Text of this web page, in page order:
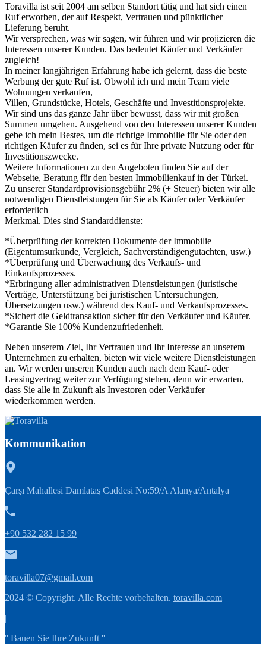
Toravilla ist seit 2004 am selben Standort tätig und hat sich einen
Ruf erworben, der auf Respekt, Vertrauen und pünktlicher
Lieferung beruht.
Wir versprechen, was wir sagen, wir führen und wir projizieren die
Interessen unserer Kunden. Das bedeutet Käufer und Verkäufer
zugleich!
In meiner langjährigen Erfahrung habe ich gelernt, dass die beste
Werbung der gute Ruf ist. Obwohl ich und mein Team viele
Wohnungen verkaufen,
Villen, Grundstücke, Hotels, Geschäfte und Investitionsprojekte.
Wir sind uns das ganze Jahr über bewusst, dass wir mit großen
Summen umgehen. Ausgehend von den Interessen unserer Kunden
gebe ich mein Bestes, um die richtige Immobilie für Sie oder den
richtigen Käufer zu finden, sei es für Ihre private Nutzung oder für
Investitionszwecke.
Weitere Informationen zu den Angeboten finden Sie auf der
Webseite, Beratung für den besten Immobilienkauf in der Türkei.
Zu unserer Standardprovisionsgebühr 2% (+ Steuer) bieten wir alle
notwendigen Dienstleistungen für Sie als Käufer oder Verkäufer
erforderlich
Merkmal. Dies sind Standarddienste:
*Überprüfung der korrekten Dokumente der Immobilie
(Eigentumsurkunde, Vergleich, Sachverständigengutachten, usw.)
*Überprüfung und Überwachung des Verkaufs- und
Einkaufsprozesses.
*Erbringung aller administrativen Dienstleistungen (juristische
Verträge, Unterstützung bei juristischen Untersuchungen,
Übersetzungen usw.) während des Kauf- und Verkaufsprozesses.
*Sichert die Geldtransaktion sicher für den Verkäufer und Käufer.
*Garantie Sie 100% Kundenzufriedenheit.
Neben unserem Ziel, Ihr Vertrauen und Ihr Interesse an unserem
Unternehmen zu erhalten, bieten wir viele weitere Dienstleistungen
an. Wir werden unseren Kunden auch nach dem Kauf- oder
Leasingvertrag weiter zur Verfügung stehen, denn wir erwarten,
dass Sie alle in Zukunft als Investoren oder Verkäufer
wiederkommen werden.
Kommunikation
Çarşı Mahallesi Damlataş Caddesi No:59/A Alanya/Antalya
+90 532 282 15 99
toravilla07@gmail.com
2024 © Copyright. Alle Rechte vorbehalten. toravilla.com
|
'' Bauen Sie Ihre Zukunft ''